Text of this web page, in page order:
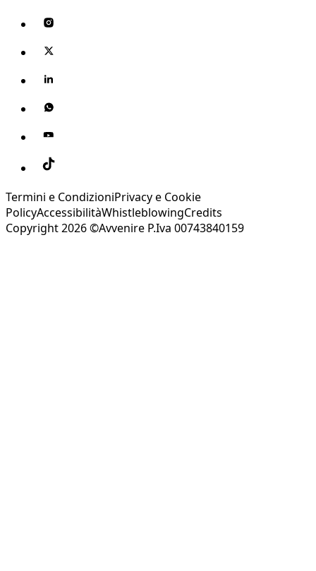
Termini e CondizioniPrivacy e Cookie
PolicyAccessibilitàWhistleblowingCredits
Copyright 2026 ©Avvenire P.Iva 00743840159